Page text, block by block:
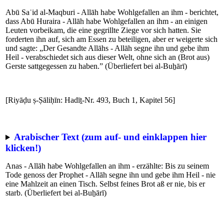
Abū Saʿid al-Maqburi - Allāh habe Wohlgefallen an ihm - berichtet,
dass Abū Huraira - Allāh habe Wohlgefallen an ihm - an einigen
Leuten vorbeikam, die eine gegrillte Ziege vor sich hatten. Sie
forderten ihn auf, sich am Essen zu beteiligen, aber er weigerte sich
und sagte: „Der Gesandte Allāhs - Allāh segne ihn und gebe ihm
Heil - verabschiedet sich aus dieser Welt, ohne sich an (Brot aus)
Gerste sattgegessen zu haben.” (Überliefert bei al-Buẖārī)
[Riyāḍu ṣ-Ṣāliḥīn: Hadīṯ-Nr. 493, Buch 1, Kapitel 56]
Arabischer Text (zum auf- und einklappen hier
klicken!)
Anas - Allāh habe Wohlgefallen an ihm - erzählte: Bis zu seinem
Tode genoss der Prophet - Allāh segne ihn und gebe ihm Heil - nie
eine Mahlzeit an einen Tisch. Selbst feines Brot aß er nie, bis er
starb. (Überliefert bei al-Buẖārī)